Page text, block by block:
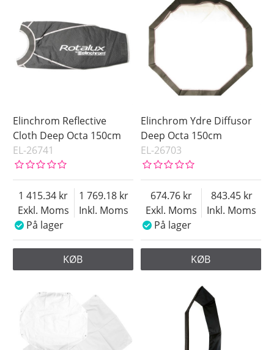
Elinchrom Reflective
Cloth Deep Octa 150cm
EL-26741
Exkl. Moms
1 415.34
Inkl. Moms
1 769.18
På lager
KØB
Elinchrom Ydre Diffusor
Deep Octa 150cm
EL-26703
Exkl. Moms
674.76
Inkl. Moms
843.45
På lager
KØB